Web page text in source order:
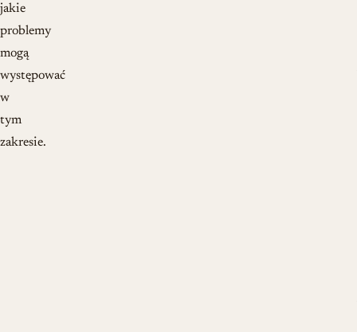
jakie
problemy
mogą
występować
w
tym
zakresie.